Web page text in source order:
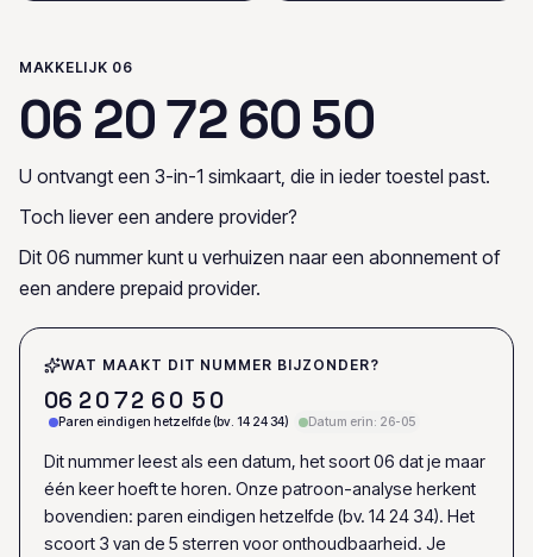
MAKKELIJK 06
06 20726050
U ontvangt een 3-in-1 simkaart, die in ieder toestel past.
Toch liever een andere provider?
Dit 06 nummer kunt u verhuizen naar een abonnement of
een andere prepaid provider.
WAT MAAKT DIT NUMMER BIJZONDER?
06 20 72 6 0 5 0
Paren eindigen hetzelfde (bv. 14 24 34) Datum erin: 26-05
Dit nummer leest als een datum, het soort 06 dat je maar
één keer hoeft te horen. Onze patroon-analyse herkent
bovendien: paren eindigen hetzelfde (bv. 14 24 34). Het
scoort 3 van de 5 sterren voor onthoudbaarheid. Je